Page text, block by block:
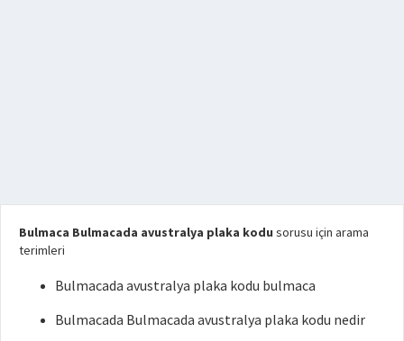
Bulmaca Bulmacada avustralya plaka kodu sorusu için arama
terimleri
Bulmacada avustralya plaka kodu bulmaca
Bulmacada Bulmacada avustralya plaka kodu nedir